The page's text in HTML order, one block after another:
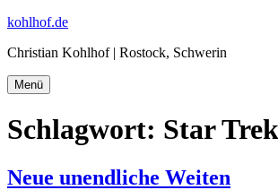
Zum
springen
kohlhof.de
Christian Kohlhof | Rostock, Schwerin
Menü
Schlagwort: Star Trek
Neue unendliche Weiten